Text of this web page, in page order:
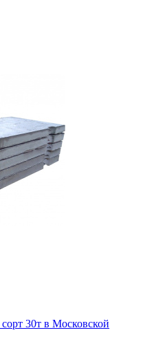
30т в Московской